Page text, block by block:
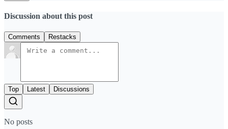
Discussion about this post
Comments Restacks
Top Latest Discussions
No posts